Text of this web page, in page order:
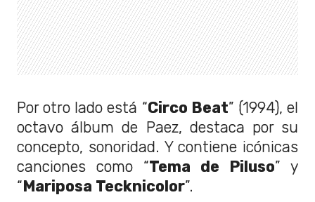
Por otro lado está “Circo Beat” (1994), el
octavo álbum de Paez, destaca por su
concepto, sonoridad. Y contiene icónicas
canciones como “Tema de Piluso” y
“Mariposa Tecknicolor”.